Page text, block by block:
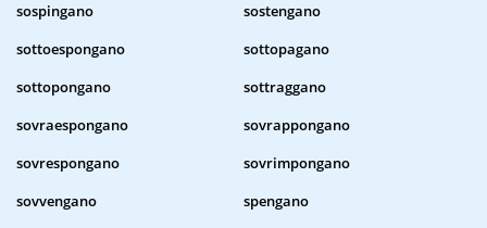
sospingano
sostengano
sottoespongano
sottopagano
sottopongano
sottraggano
sovraespongano
sovrappongano
sovrespongano
sovrimpongano
sovvengano
spengano